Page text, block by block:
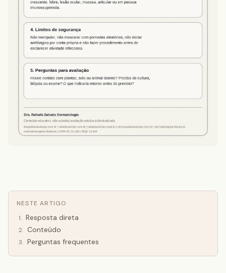
NESTE ARTIGO
1. Resposta direta
2. Conteúdo
3. Perguntas frequentes